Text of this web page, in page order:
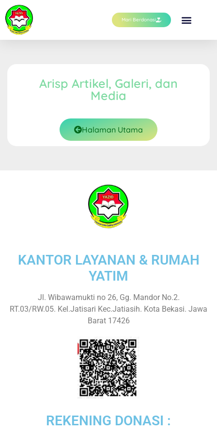
Mari Berdonasi
Arisp Artikel, Galeri, dan
Media
Halaman Utama
KANTOR LAYANAN & RUMAH
YATIM
Jl. Wibawamukti no 26, Gg. Mandor No.2.
RT.03/RW.05. Kel.Jatisari Kec.Jatiasih. Kota Bekasi. Jawa
Barat 17426
REKENING DONASI :